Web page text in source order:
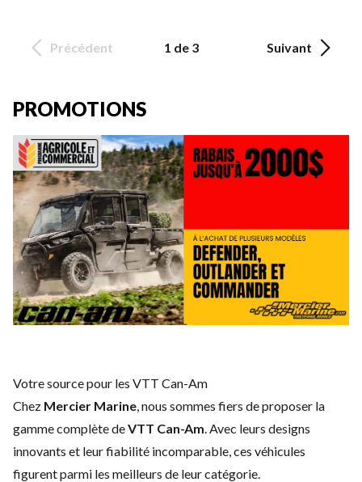
Précédent 1 de 3 Suivant
PROMOTIONS
Votre source pour les VTT Can-Am
Chez Mercier Marine , nous sommes fiers de proposer la
gamme complète deVTT Can-Am . Avec leurs designs
innovants et leur fiabilité incomparable, ces véhicules
figurent parmi les meilleurs de leur catégorie.